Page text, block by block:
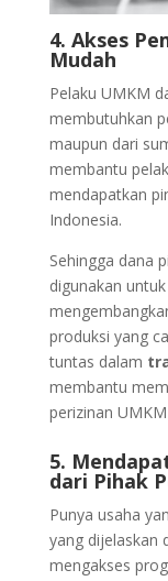
4. Akses
Mudah
Pelaku UMKM
membutuhkan
maupun dari
membantu
mendapatkan
Indonesia.
Sehingga dana
digunakan
produksi yang
tuntas dalam
membantu
perizinan
5.
dari Pihak
Punya usaha
yang dijelaskan
mengakses